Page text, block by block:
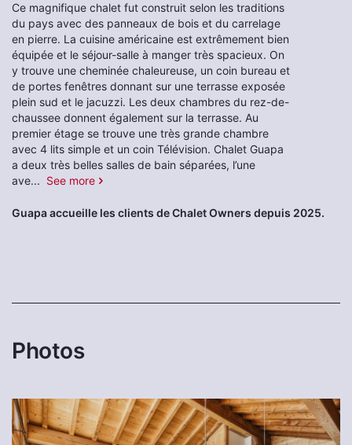
Ce magnifique chalet fut construit selon les traditions
du pays avec des panneaux de bois et du carrelage
en pierre. La cuisine américaine est extrêmement bien
équipée et le séjour-salle à manger très spacieux. On
y trouve une cheminée chaleureuse, un coin bureau et
de portes fenêtres donnant sur une terrasse exposée
plein sud et le jacuzzi. Les deux chambres du rez-de-
chaussee donnent également sur la terrasse. Au
premier étage se trouve une très grande chambre
avec 4 lits simple et un coin Télévision. Chalet Guapa
a deux très belles salles de bain séparées, l’une
ave... See more
Guapa accueille les clients de Chalet Owners depuis 2025.
Photos